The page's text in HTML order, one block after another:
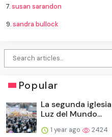
7.susan sarandon
9.sandra bullock
Popular
La segunda
Luz del Mundo...
1 year ago 2424